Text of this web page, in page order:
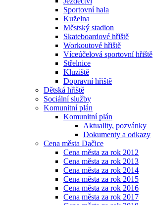
Sportovní hala
Kuželna
Městský stadion
Skateboardové hřiště
Workoutové hřiště
Víceúčelová sportovní hřiště
Střelnice
Kluziště
Dopravní hřiště
Dětská hřiště
Sociální služby
Komunitní plán
Komunitní plán
Aktuality, pozvánky
Dokumenty a odkazy
Cena města Dačice
Cena města za rok 2012
Cena města za rok 2013
Cena města za rok 2014
Cena města za rok 2015
Cena města za rok 2016
Cena města za rok 2017